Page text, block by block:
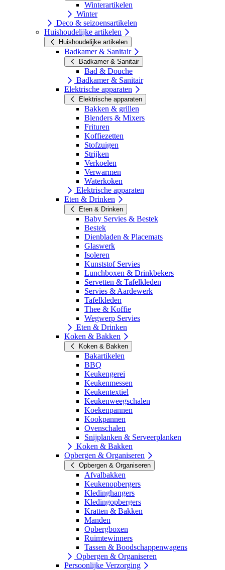
Winterartikelen
Winter
Deco & seizoensartikelen
Huishoudelijke artikelen
Huishoudelijke artikelen
Badkamer & Sanitair
Badkamer & Sanitair
Bad & Douche
Badkamer & Sanitair
Elektrische apparaten
Elektrische apparaten
Bakken & grillen
Blenders & Mixers
Frituren
Koffiezetten
Stofzuigen
Strijken
Verkoelen
Verwarmen
Waterkoken
Elektrische apparaten
Eten & Drinken
Eten & Drinken
Baby Servies & Bestek
Bestek
Dienbladen & Placemats
Glaswerk
Isoleren
Kunststof Servies
Lunchboxen & Drinkbekers
Servetten & Tafelkleden
Servies & Aardewerk
Tafelkleden
Thee & Koffie
Wegwerp Servies
Eten & Drinken
Koken & Bakken
Koken & Bakken
Bakartikelen
BBQ
Keukengerei
Keukenmessen
Keukentextiel
Keukenweegschalen
Koekenpannen
Kookpannen
Ovenschalen
Snijplanken & Serveerplanken
Koken & Bakken
Opbergen & Organiseren
Opbergen & Organiseren
Afvalbakken
Keukenopbergers
Kledinghangers
Kledingopbergers
Kratten & Bakken
Manden
Opbergboxen
Ruimtewinners
Tassen & Boodschappenwagens
Opbergen & Organiseren
Persoonlijke Verzorging